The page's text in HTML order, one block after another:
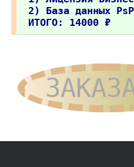
2) База данных
ИТОГО: 14000 ₽